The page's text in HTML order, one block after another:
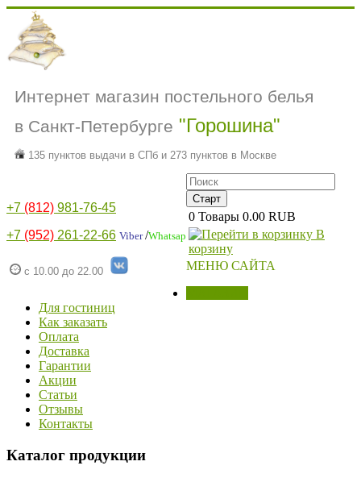
Интернет магазин постельного белья
в Санкт-Петербурге "Горошина"
135 пунктов выдачи в СПб и 273 пунктов в Москве
+7 (812) 981-76-45
+7 (952) 261-22-66 Viber/Whatsap
с 10.00 до 22.00
0 Товары 0.00 RUB
В
корзину
МЕНЮ САЙТА
Для гостиниц
Как заказать
Оплата
Доставка
Гарантии
Акции
Статьи
Отзывы
Контакты
Каталог продукции